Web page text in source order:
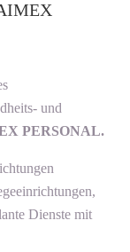
und
PERSONAL.
Dienste mit